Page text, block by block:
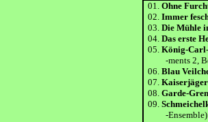
01.Ohne
02.Immer
03.Die Mühle
04.Das erste
05.König-
-ments 2,
06.Blau
07.
08.Garde-
09.
-Ensemble)